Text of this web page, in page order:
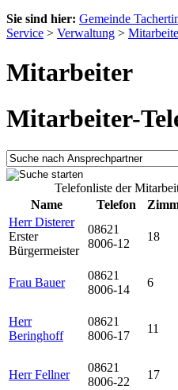
Sie sind hier: Gemeinde
Service > Verwaltung >
Mitarbeiter
Mitarbeiter-
Telefonliste der
Name
Telefon
Herr Disterer
Erster
Bürgermeister
08621
8006-12
18
Frau Bauer
08621
8006-14
6
Herr
Beringhoff
08621
8006-17
11
Herr Fellner
08621
8006-22
17